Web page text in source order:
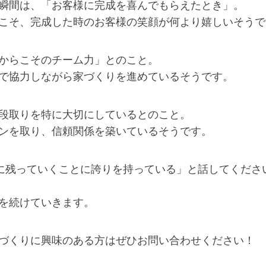
は、「お客様に完成を喜んでもらえたとき」。
そ、完成した時のお客様の笑顔が何より嬉しいそう
らこそのチーム力」とのこと。
力しながら家づくりを進めているそうです。
りを特に大切にしているとのこと。
取り、信頼関係を築いているそうです。
残っていくことに誇りを持っている」と話してくださ
続けていきます。
りに興味のある方はぜひお問い合わせください！